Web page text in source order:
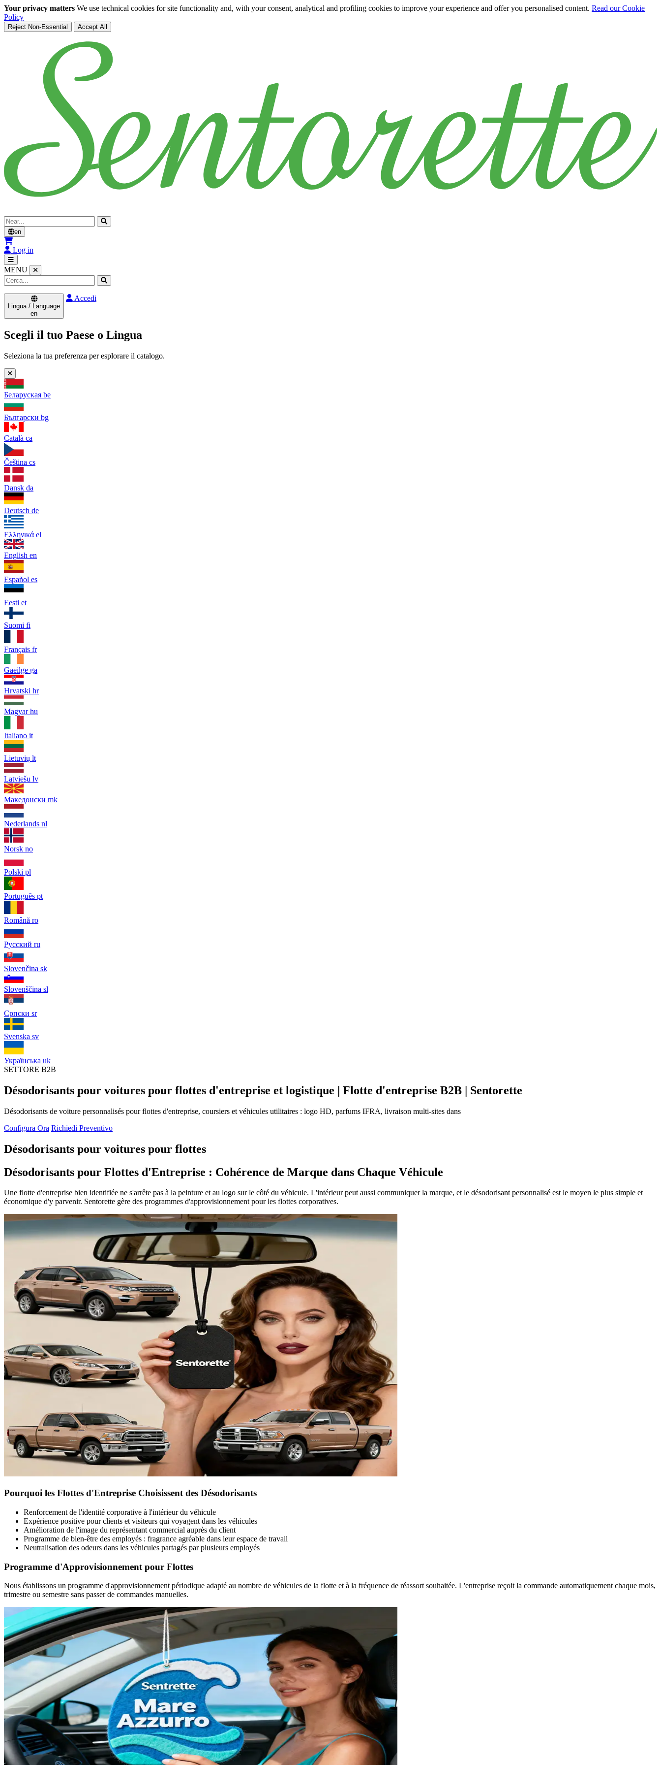
Your privacy matters We use technical cookies for site functionality and, with your consent, analytical and profiling cookies to improve your experience and offer you personalised content. Read our Cookie
Policy
Reject Non-Essential Accept All
Cerca
en
Log in
MENU
Lingua / Language
en
Accedi
Scegli il tuo Paese o Lingua
Seleziona la tua preferenza per esplorare il catalogo.
Беларуская be
Български bg
Català ca
Čeština cs
Dansk da
Deutsch de
Ελληνικά el
English en
Español es
Eesti et
Suomi fi
Français fr
Gaeilge ga
Hrvatski hr
Magyar hu
Italiano it
Lietuvių lt
Latviešu lv
Македонски mk
Nederlands nl
Norsk no
Polski pl
Português pt
Română ro
Русский ru
Slovenčina sk
Slovenščina sl
Српски sr
Svenska sv
Українська uk
SETTORE B2B
Désodorisants pour voitures pour flottes d'entreprise et logistique | Flotte d'entreprise B2B | Sentorette
Désodorisants de voiture personnalisés pour flottes d'entreprise, coursiers et véhicules utilitaires : logo HD, parfums IFRA, livraison multi-sites dans
Configura Ora Richiedi Preventivo
Désodorisants pour voitures pour flottes
Désodorisants pour Flottes d'Entreprise : Cohérence de Marque dans Chaque Véhicule
Une flotte d'entreprise bien identifiée ne s'arrête pas à la peinture et au logo sur le côté du véhicule. L'intérieur peut aussi communiquer la marque, et le désodorisant personnalisé est le moyen le plus simple et
économique d'y parvenir. Sentorette gère des programmes d'approvisionnement pour les flottes corporatives.
Pourquoi les Flottes d'Entreprise Choisissent des Désodorisants
Renforcement de l'identité corporative à l'intérieur du véhicule
Expérience positive pour clients et visiteurs qui voyagent dans les véhicules
Amélioration de l'image du représentant commercial auprès du client
Programme de bien-être des employés : fragrance agréable dans leur espace de travail
Neutralisation des odeurs dans les véhicules partagés par plusieurs employés
Programme d'Approvisionnement pour Flottes
Nous établissons un programme d'approvisionnement périodique adapté au nombre de véhicules de la flotte et à la fréquence de réassort souhaitée. L'entreprise reçoit la commande automatiquement chaque mois,
trimestre ou semestre sans passer de commandes manuelles.